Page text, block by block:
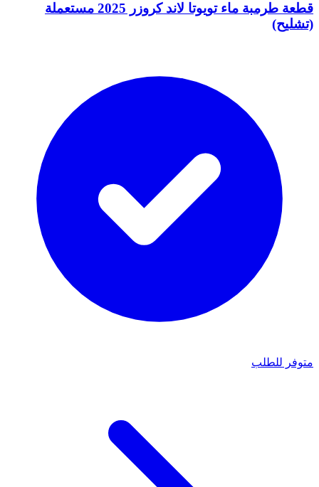
قطعة طرمبة ماء تويوتا لاند كروزر 2025 مستعملة
(تشليح)
متوفر للطلب